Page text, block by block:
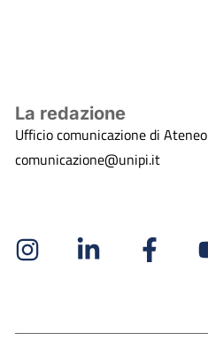
La redazione
Ufficio comunicazione di Ateneo
comunicazione@unipi.it